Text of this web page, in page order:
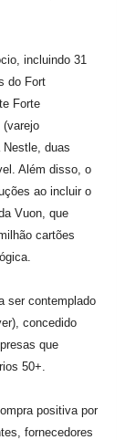
incluindo 31
do Fort
Forte
(varejo
duas
Além disso, o
ao incluir o
Vuon, que
cartões
ser contemplado
concedido
que
50+.
positiva por
fornecedores